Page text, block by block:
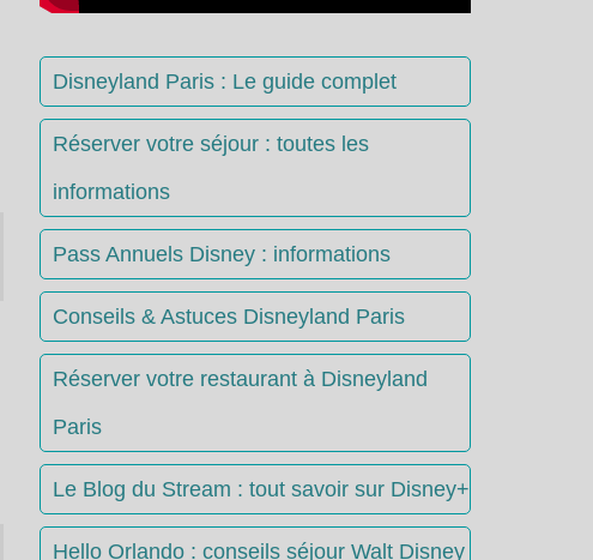
Disneyland Paris : Le guide complet
Réserver votre séjour : toutes les
informations
Pass Annuels Disney : informations
Conseils & Astuces Disneyland Paris
Réserver votre restaurant à Disneyland
Paris
Le Blog du Stream : tout savoir sur Disney+
Hello Orlando : conseils séjour Walt Disney